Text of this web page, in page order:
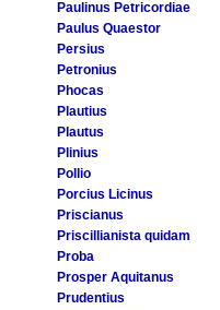
Paulinus Petricordiae
Paulus Quaestor
Persius
Petronius
Phocas
Plautius
Plautus
Plinius
Pollio
Porcius Licinus
Priscianus
Priscillianista quidam
Proba
Prosper Aquitanus
Prudentius